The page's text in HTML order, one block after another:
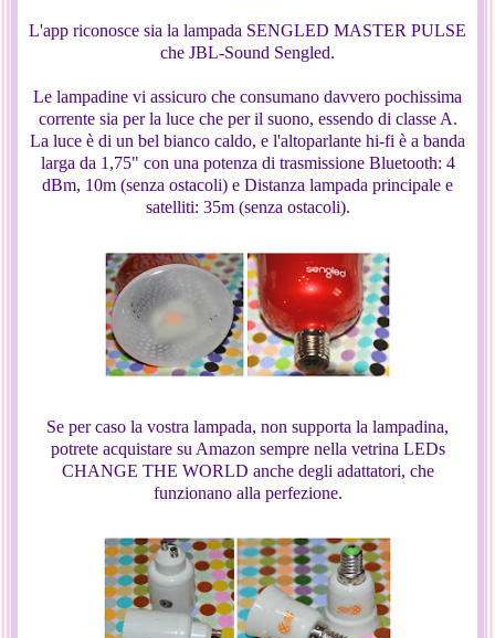
L'app riconosce sia la lampada SENGLED MASTER PULSE
che JBL-Sound Sengled.
Le lampadine vi assicuro che consumano davvero pochissima
corrente sia per la luce che per il suono, essendo di classe A.
La luce è di un bel bianco caldo, e l'altoparlante hi-fi è a banda
larga da 1,75" con una potenza di trasmissione Bluetooth: 4
dBm, 10m (senza ostacoli) e Distanza lampada principale e
satelliti: 35m (senza ostacoli).
Se per caso la vostra lampada, non supporta la lampadina,
potrete acquistare su Amazon sempre nella vetrina LEDs
CHANGE THE WORLD anche degli adattatori, che
funzionano alla perfezione.